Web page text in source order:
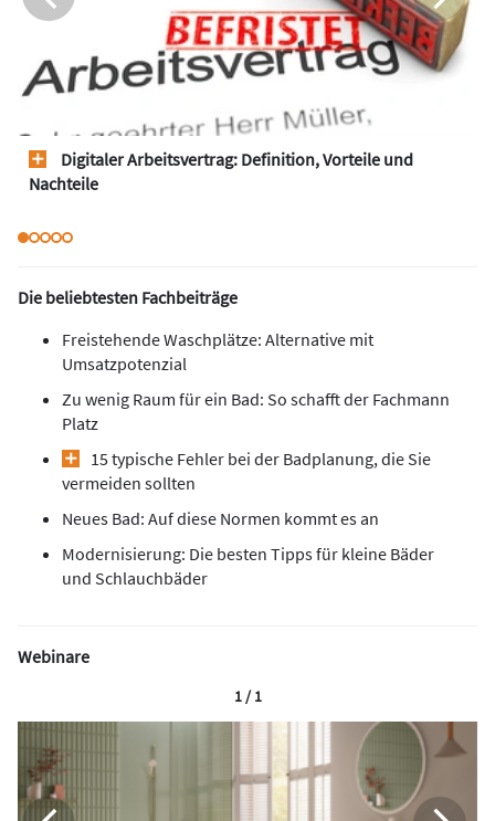
Digitaler Arbeitsvertrag: Definition, Vorteile und
Nachteile
Die beliebtesten Fachbeiträge
Freistehende Waschplätze: Alternative mit
Umsatzpotenzial
Zu wenig Raum für ein Bad: So schafft der Fachmann
Platz
15 typische Fehler bei der Badplanung, die Sie
vermeiden sollten
Neues Bad: Auf diese Normen kommt es an
Modernisierung: Die besten Tipps für kleine Bäder
und Schlauchbäder
Webinare
1 / 1